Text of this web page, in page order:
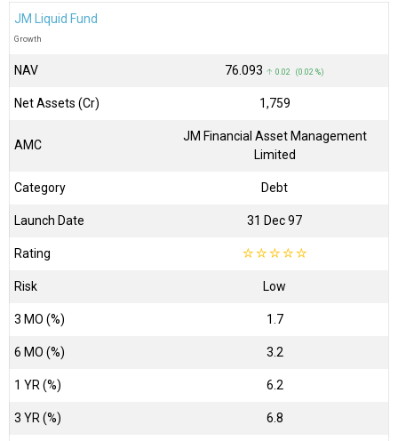
JM Liquid Fund
Growth
NAV ₹76.093 ↑ 0.02 (0.02 %)
Net Assets (Cr) ₹1,759
AMC
JM Financial Asset Management
Limited
Category Debt
Launch Date 31 Dec 97
Rating ☆☆☆☆☆
Risk Low
3 MO (%) 1.7
6 MO (%) 3.2
1 YR (%) 6.2
3 YR (%) 6.8